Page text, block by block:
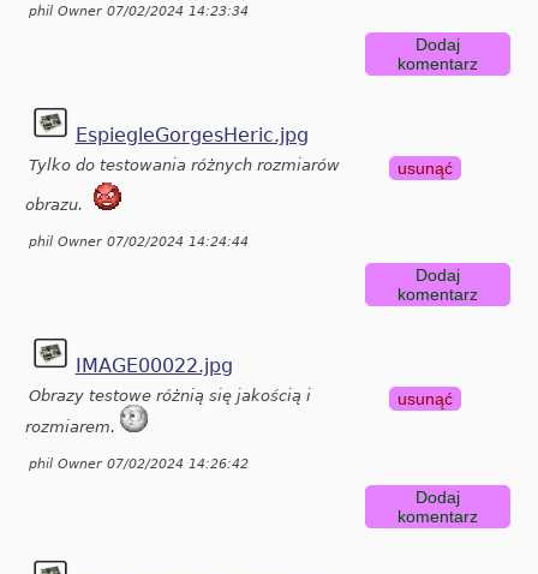
phil Owner 07/02/2024 14:23:34
Dodaj
komentarz
EspiegleGorgesHeric.jpg
Tylko do testowania różnych rozmiarów
obrazu.
phil Owner 07/02/2024 14:24:44
usunąć
Dodaj
komentarz
IMAGE00022.jpg
Obrazy testowe różnią się jakością i
rozmiarem.
phil Owner 07/02/2024 14:26:42
usunąć
Dodaj
komentarz